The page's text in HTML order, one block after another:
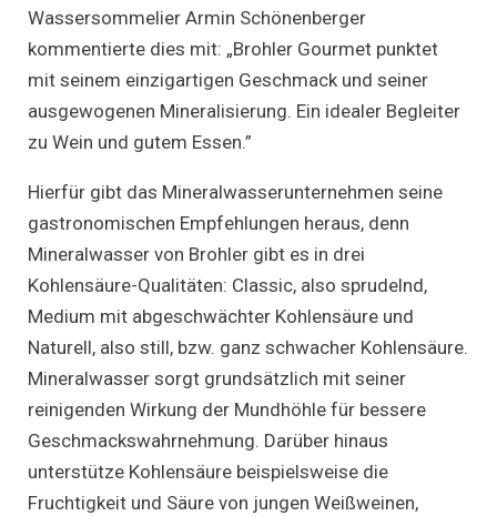
Wassersommelier Armin Schönenberger
kommentierte dies mit: „Brohler Gourmet punktet
mit seinem einzigartigen Geschmack und seiner
ausgewogenen Mineralisierung. Ein idealer Begleiter
zu Wein und gutem Essen.”
Hierfür gibt das Mineralwasserunternehmen seine
gastronomischen Empfehlungen heraus, denn
Mineralwasser von Brohler gibt es in drei
Kohlensäure-Qualitäten: Classic, also sprudelnd,
Medium mit abgeschwächter Kohlensäure und
Naturell, also still, bzw. ganz schwacher Kohlensäure.
Mineralwasser sorgt grundsätzlich mit seiner
reinigenden Wirkung der Mundhöhle für bessere
Geschmackswahrnehmung. Darüber hinaus
unterstütze Kohlensäure beispielsweise die
Fruchtigkeit und Säure von jungen Weißweinen,